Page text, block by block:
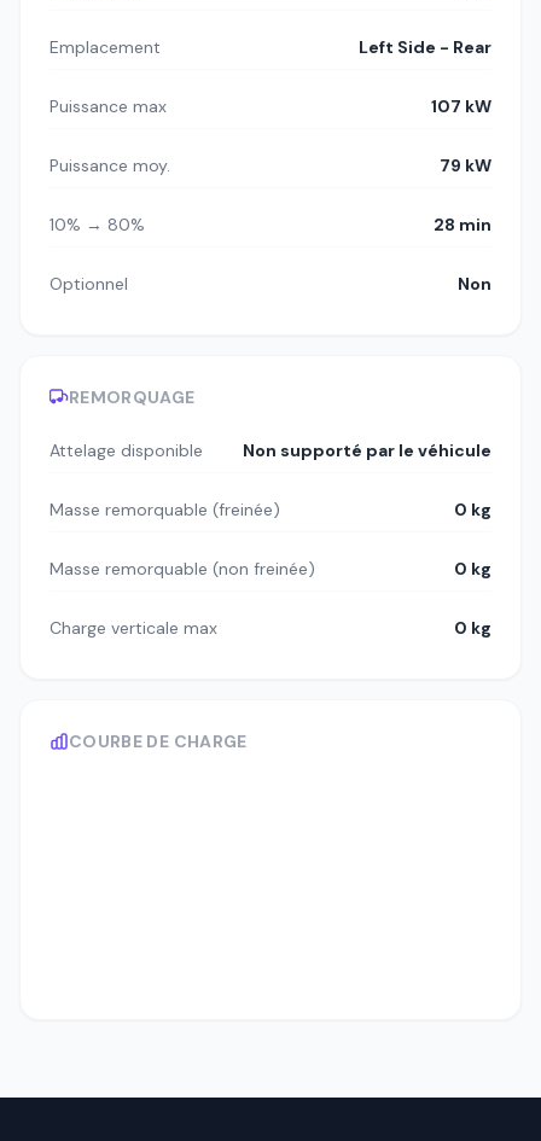
Emplacement Left Side - Rear
Puissance max 107 kW
Puissance moy. 79 kW
10% → 80% 28 min
Optionnel Non
REMORQUAGE
Attelage disponible Non supporté par le véhicule
Masse remorquable (freinée) 0 kg
Masse remorquable (non freinée) 0 kg
Charge verticale max 0 kg
COURBE DE CHARGE